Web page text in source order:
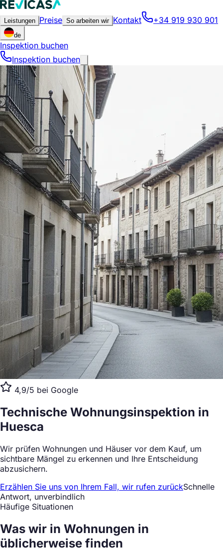
Leistungen Preise So arbeiten wir Kontakt +34 919 930 901
de
Inspektion buchen
Inspektion buchen
4,9/5 bei Google
Technische Wohnungsinspektion in
Huesca
Wir prüfen Wohnungen und Häuser vor dem Kauf, um
sichtbare Mängel zu erkennen und Ihre Entscheidung
abzusichern.
Erzählen Sie uns von Ihrem Fall, wir rufen zurückSchnelle
Antwort, unverbindlich
Häufige Situationen
Was wir in Wohnungen in
üblicherweise finden